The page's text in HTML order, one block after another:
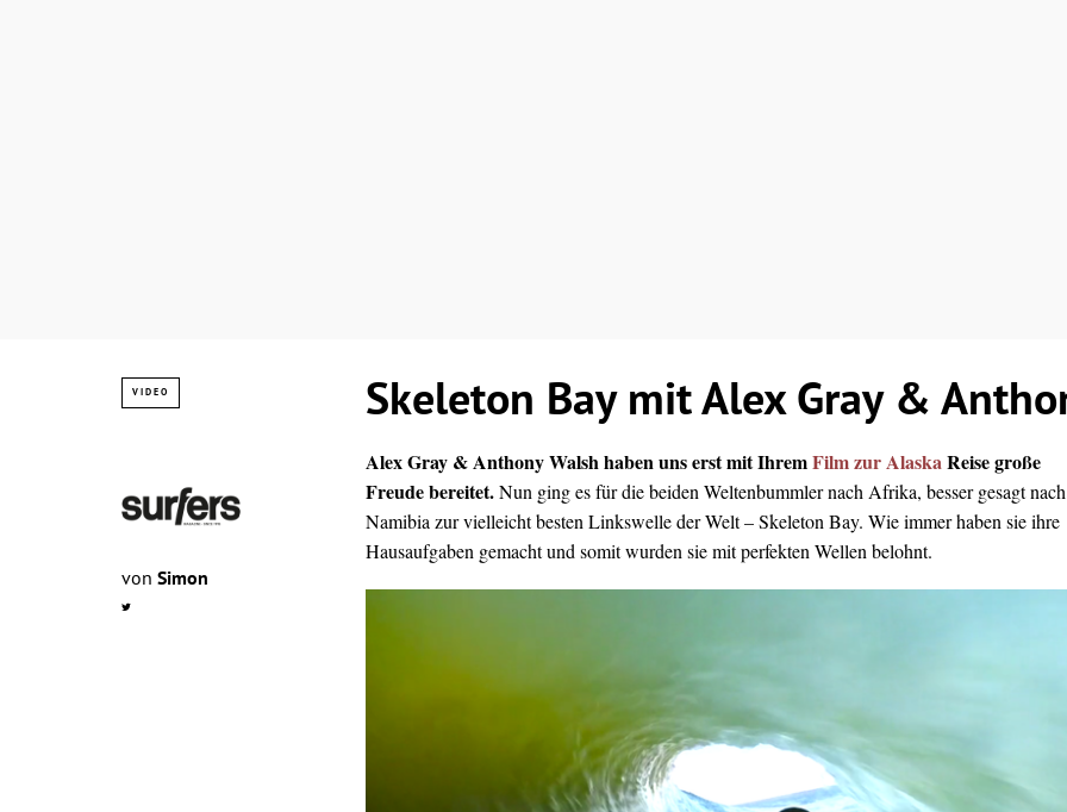
VIDEO Skeleton Bay mit Alex Gray &
von Simon
Alex Gray & Anthony Walsh haben uns erst mit IhremFilm zur AlaskaReise große
Freude bereitet.Nun ging es für die beiden Weltenbummler nach Afrika, besser gesagt nach
Namibia zur vielleicht besten Linkswelle der Welt – Skeleton Bay. Wie immer haben sie ihre
Hausaufgaben gemacht und somit wurden sie mit perfekten Wellen belohnt.